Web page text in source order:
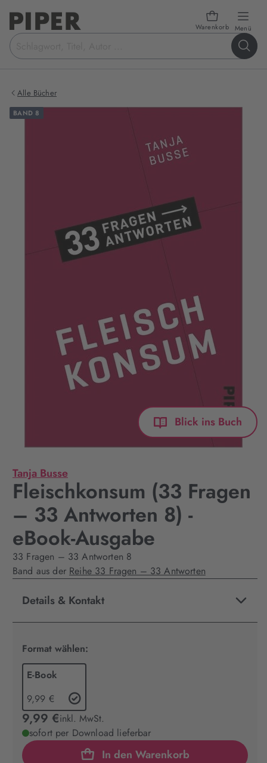
Warenkorb Menü
Suchbegriff
eingeben
Alle Bücher
BAND 8
Blick ins Buch
Tanja Busse
Fleischkonsum (33 Fragen
– 33 Antworten 8) -
eBook-Ausgabe
33 Fragen – 33 Antworten 8
Band aus der Reihe 33 Fragen – 33 Antworten
Details & Kontakt
Format wählen:
E-Book
9,99 €
9,99 €inkl. MwSt.
sofort per Download lieferbar
In den Warenkorb